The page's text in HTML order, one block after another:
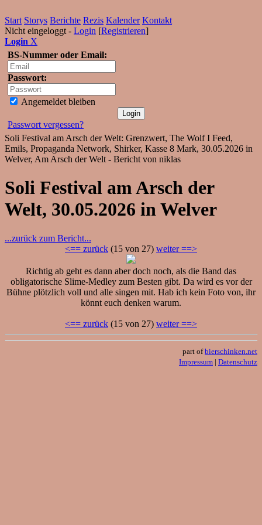
Start Storys Berichte Rezis Kalender Kontakt
Nicht eingeloggt - Login [Registrieren]
Login X
BS-Nummer oder Email:
Passwort:
Angemeldet bleiben
Passwort vergessen?
Soli Festival am Arsch der Welt: Grenzwert, The Wolf I Feed,
Emils, Propaganda Network, Shirker, Kasse 8 Mark, 30.05.2026 in
Welver, Am Arsch der Welt - Bericht von niklas
Soli Festival am Arsch der
Welt, 30.05.2026 in Welver
...zurück zum Bericht...
<== zurück (15 von 27) weiter ==>
Richtig ab geht es dann aber doch noch, als die Band das
obligatorische Slime-Medley zum Besten gibt. Da wird es vor der
Bühne plötzlich voll und alle singen mit. Hab ich kein Foto von, ihr
könnt euch denken warum.
<== zurück (15 von 27) weiter ==>
part ofbierschinken.net
Impressum | Datenschutz